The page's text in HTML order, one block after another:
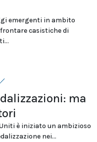
emergenti in ambito
casistiche di
ma
è iniziato un ambizioso
nei...